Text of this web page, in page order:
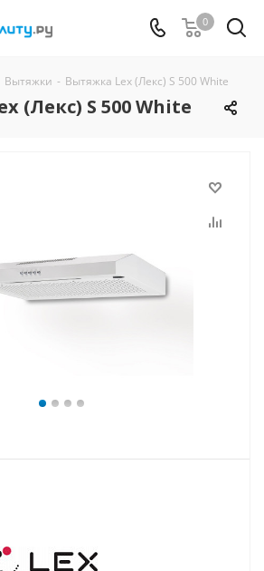
0
Вытяжки - Вытяжка Lex (Лекс) S 500 White
(Лекс) S 500 White